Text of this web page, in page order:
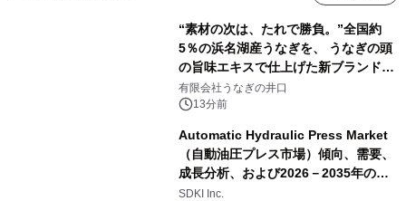
“素材の次は、たれで勝負。”全国約
5％の浜名湖産うなぎを、 うなぎの頭
の旨味エキスで仕上げた新ブランド
「井口の誉」誕生
有限会社うなぎの井口
13分前
Automatic Hydraulic Press Market
（自動油圧プレス市場）傾向、需要、
成長分析、および2026－2035年の予
測
SDKI Inc.